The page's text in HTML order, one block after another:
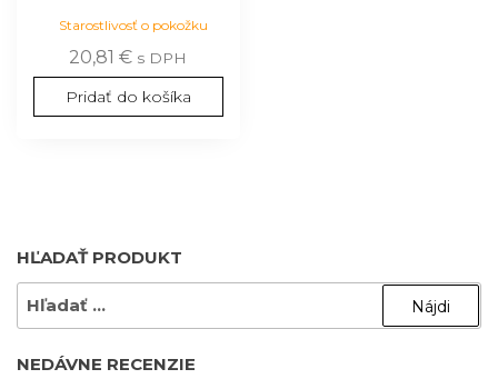
Starostlivosť o pokožku
20,81€ s DPH
Pridať do košíka
HĽADAŤ PRODUKT
HĽADAŤ:
NEDÁVNE RECENZIE